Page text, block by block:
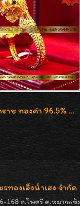
แหวนนาคราช ทองคำ 96.5% น้ำหนัก 15.6g งานดีไซน์สวยๆค่ะ
ทองเอ็งน่ำเฮง จำกัด
168 ถ.โพศรี ต.หมากแข้ง